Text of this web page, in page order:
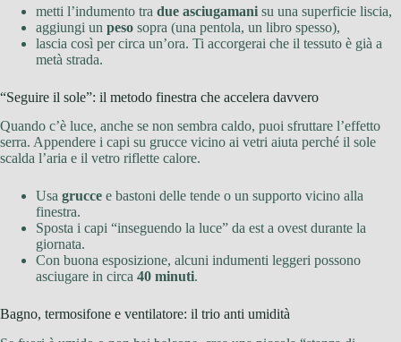
metti l’indumento tra due asciugamani su una superficie liscia,
aggiungi un peso sopra (una pentola, un libro spesso),
lascia così per circa un’ora. Ti accorgerai che il tessuto è già a
metà strada.
“Seguire il sole”: il metodo finestra che accelera davvero
Quando c’è luce, anche se non sembra caldo, puoi sfruttare l’effetto
serra. Appendere i capi su grucce vicino ai vetri aiuta perché il sole
scalda l’aria e il vetro riflette calore.
Usa grucce e bastoni delle tende o un supporto vicino alla
finestra.
Sposta i capi “inseguendo la luce” da est a ovest durante la
giornata.
Con buona esposizione, alcuni indumenti leggeri possono
asciugare in circa 40 minuti.
Bagno, termosifone e ventilatore: il trio anti umidità